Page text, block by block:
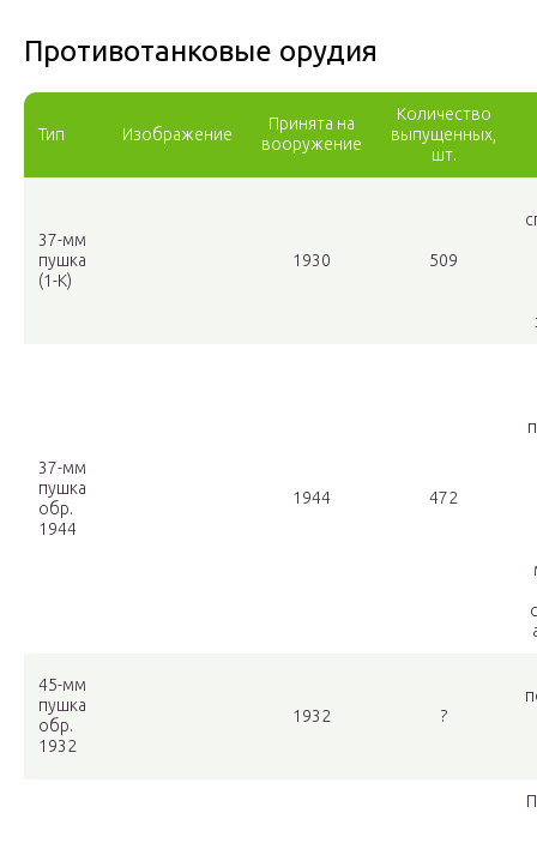
Противотанковые орудия
Тип Изображение
Принята на
вооружение
Количество
выпущенных,
шт.
37-мм
пушка
(1-К)
1930 509
37-мм
пушка
обр.
1944
1944 472
45-мм
пушка
обр.
1932
1932 ?